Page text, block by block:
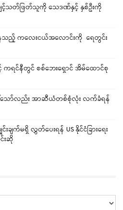
ျင့်သတ်ဖြတ်သူကို သေဒဏ်နှင့် နှစ်ဦးကို
ေသည့် ကလေးငယ်အလောင်းကို ရေတွင်း
ကရင်နီတွင် စစ်ဘေးရှောင် အိမ်ထောင်စု
သော်လည်း အာဆီယံတစ်စုံလုံး လက်ခံရန်
ချက်မရှိ လွှတ်ပေးရန် US နိုင်ငံခြားရေး
းဆို